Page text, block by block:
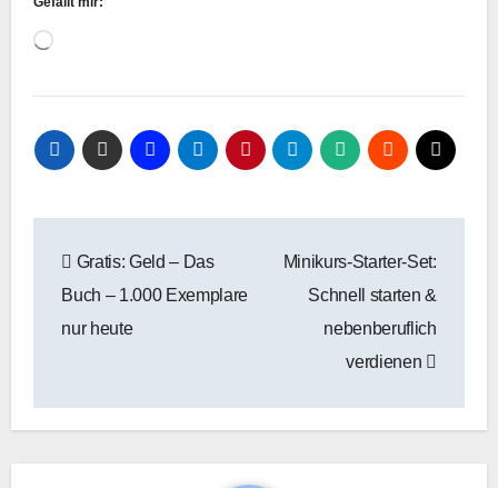
Wird
Gratis: Geld – Das
Buch – 1.000 Exemplare
nur heute
Minikurs-Starter-Set:
Schnell starten &
nebenberuflich
verdienen